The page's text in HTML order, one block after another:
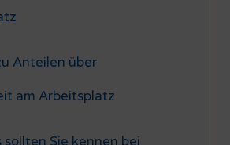
Anteilen über
am Arbeitsplatz
sollten Sie kennen bei